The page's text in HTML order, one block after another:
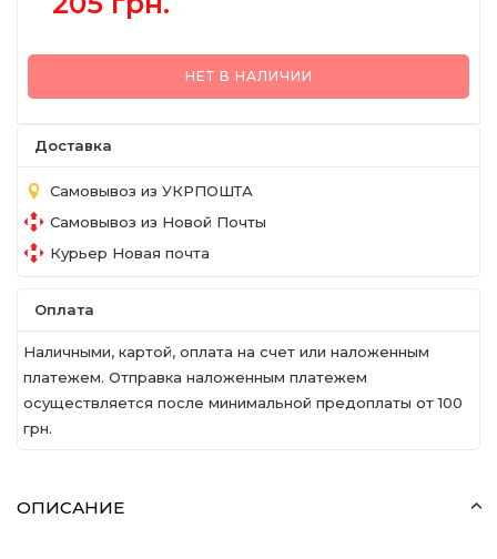
НЕТ В НАЛИЧИИ
Доставка
Самовывоз из УКРПОШТА
Самовывоз из Новой Почты
Курьер Новая почта
Оплата
Наличными, картой, оплата на счет или наложенным
платежем. Отправка наложенным платежем
осуществляется после минимальной предоплаты от 100
грн.
ОПИСАНИЕ